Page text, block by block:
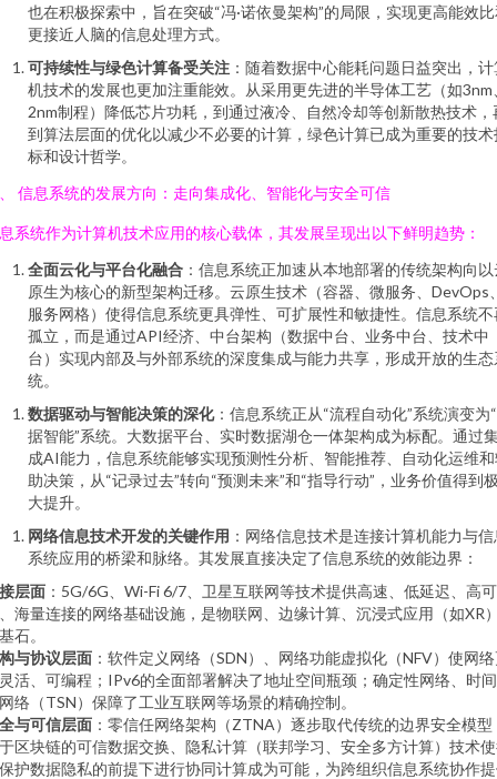
也在积极探索中，旨在突破“冯·诺依曼架构”的局限，实现更高能效
更接近人脑的信息处理方式。
可持续性与绿色计算备受关注 ：随着数据中心能耗问题日益突出，
机技术的发展也更加注重能效。从采用更先进的半导体工艺（如3nm
2nm制程）降低芯片功耗，到通过液冷、自然冷却等创新散热技术，
到算法层面的优化以减少不必要的计算，绿色计算已成为重要的技术
标和设计哲学。
信息系统的发展方向：走向集成化、智能化与安全可信
系统作为计算机技术应用的核心载体，其发展呈现出以下鲜明趋势：
全面云化与平台化融合 ：信息系统正加速从本地部署的传统架构向
原生为核心的新型架构迁移。云原生技术（容器、微服务、DevOps
服务网格）使得信息系统更具弹性、可扩展性和敏捷性。信息系统不
孤立，而是通过API经济、中台架构（数据中台、业务中台、技术中
台）实现内部及与外部系统的深度集成与能力共享，形成开放的生态
统。
数据驱动与智能决策的深化：信息系统正从“流程自动化”系统演变为
据智能”系统。大数据平台、实时数据湖仓一体架构成为标配。通过
成AI能力，信息系统能够实现预测性分析、智能推荐、自动化运维
助决策，从“记录过去”转向“预测未来”和“指导行动”，业务价值得到
大提升。
网络信息技术开发的关键作用 ：网络信息技术是连接计算机能力与
系统应用的桥梁和脉络。其发展直接决定了信息系统的效能边界：
层面 ：5G/6G、Wi-Fi 6/7、卫星互联网等技术提供高速、低延迟、高可
海量连接的网络基础设施，是物联网、边缘计算、沉浸式应用（如XR
石。
与协议层面 ：软件定义网络（SDN）、网络功能虚拟化（NFV）使网
活、可编程；IPv6的全面部署解决了地址空间瓶颈；确定性网络、时
络（TSN）保障了工业互联网等场景的精确控制。
与可信层面 ：零信任网络架构（ZTNA）逐步取代传统的边界安全模型
区块链的可信数据交换、隐私计算（联邦学习、安全多方计算）技术
护数据隐私的前提下进行协同计算成为可能，为跨组织信息系统协作